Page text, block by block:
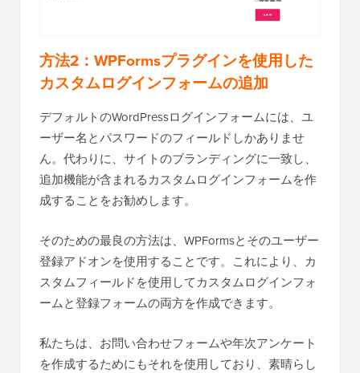
方法2：WPFormsプラグインを使用した
カスタムログインフォームの追加
デフォルトのWordPressログインフォームには、ユ
ーザー名とパスワードのフィールドしかありませ
ん。代わりに、サイトのブランディングに一致し、
追加機能が含まれるカスタムログインフォームを作
成することをお勧めします。
そのための最良の方法は、WPFormsとそのユーザー
登録アドオンを使用することです。これにより、カ
スタムフィールドを使用してカスタムログインフォ
ームと登録フォームの両方を作成できます。
私たちは、お問い合わせフォームや年次アンケート
を作成するためにもそれを使用しており、素晴らし